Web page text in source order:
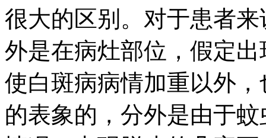
很大的区别。对于患者
外是在病灶部位，假定
使白斑病病情加重以外
的表象的，分外是由于